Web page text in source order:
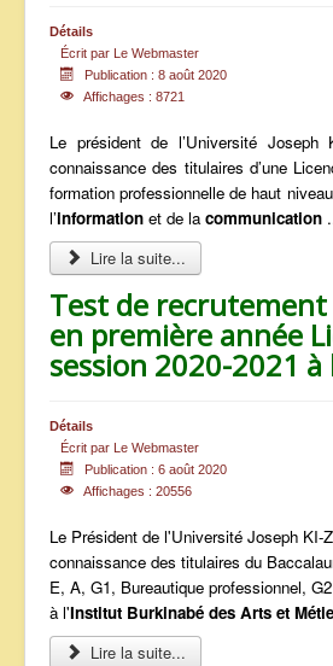
Détails
Écrit par Le Webmaster
Publication : 8 août 2020
Affichages : 8721
Le président de l’Université
connaissance des titulaires d’une
formation professionnelle de haut
l’information et de lacommunication
Lire la suite...
Test de
en première année
session 2020-2021 à
Détails
Écrit par Le Webmaster
Publication : 6 août 2020
Affichages : 20556
Le Président de l'Université Joseph KI-
connaissance des titulaires du
E, A, G1, Bureautique professionnel,
à l'Institut Burkinabé des Arts et
Lire la suite...